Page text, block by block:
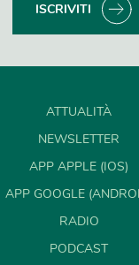
ISCRIVITI
ATTUALITÀ
NEWSLETTER
APP APPLE (IOS)
APP GOOGLE
RADIO
PODCAST